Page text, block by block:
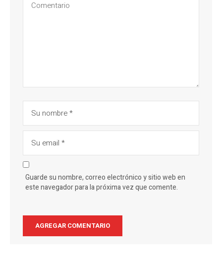
Guarde su nombre, correo electrónico y sitio web en
este navegador para la próxima vez que comente.